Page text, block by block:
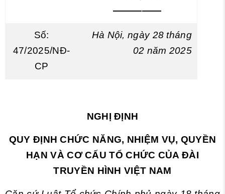
—————
Số:
47/2025/NĐ-
CP
Hà Nội, ngày 28 tháng
02 năm 2025
NGHỊ ĐỊNH
QUY ĐỊNH CHỨC NĂNG, NHIỆM VỤ, QUYỀN
HẠN VÀ CƠ CẤU TỔ CHỨC CỦA ĐÀI
TRUYỀN HÌNH VIỆT NAM